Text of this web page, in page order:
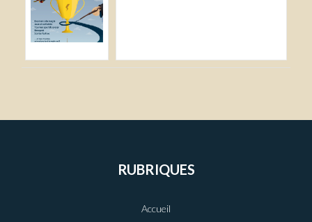
RUBRIQUES
Accueil